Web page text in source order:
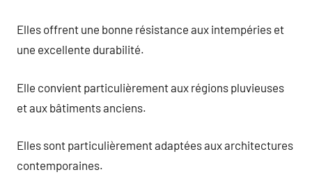
Elles offrent une bonne résistance aux intempéries et
une excellente durabilité.
Elle convient particulièrement aux régions pluvieuses
et aux bâtiments anciens.
Elles sont particulièrement adaptées aux architectures
contemporaines.